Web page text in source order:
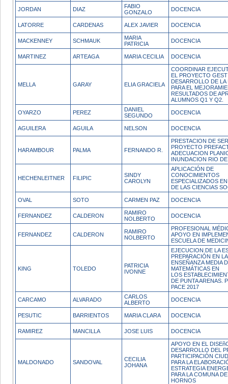
JORDAN DIAZ
FABIO
GONZALO
DOCENCIA
LATORRE CARDENAS ALEX JAVIER DOCENCIA
MACKENNEY SCHMAUK
MARIA
PATRICIA
DOCENCIA
MARTINEZ ARTEAGA MARIA CECILIA DOCENCIA
MELLA GARAY ELIA GRACIELA
COORDINAR
EL PROYECTO
DESARROLLO DE LA
PARA EL
RESULTADOS DE
ALUMNOS Q1 Y Q2.
OYARZO PEREZ
DANIEL
SEGUNDO
DOCENCIA
AGUILERA AGUILA NELSON DOCENCIA
HARAMBOUR PALMA FERNANDO R.
PRESTACION DE
PROYECTO
ADECUACION
INUNDACION RIO
HECHENLEITNER FILIPIC
SINDY
CAROLYN
APLICACIÓN DE
CONOCIMIENTOS
ESPECIALIZADOS
DE LAS CIENCIAS
OVAL SOTO CARMEN PAZ DOCENCIA
FERNANDEZ CALDERON
RAMIRO
NOLBERTO
DOCENCIA
FERNANDEZ CALDERON
RAMIRO
NOLBERTO
PROFESIONAL
APOYO EN
ESCUELA DE
KING TOLEDO
PATRICIA
IVONNE
EJECUCION DE LA
PREPARACIÓN EN LA
ENSEÑANZA MEDIA
MATEMÁTICAS EN
LOS
DE PUNTA ARENAS.
PACE 2017
CARCAMO ALVARADO
CARLOS
ALBERTO
DOCENCIA
PESUTIC BARRIENTOS MARIA CLARA DOCENCIA
RAMIREZ MANCILLA JOSE LUIS DOCENCIA
MALDONADO SANDOVAL
CECILIA
JOHANA
APOYO EN EL
DESARROLLO DEL
PARTICIPACIÓN
PARA LA
ESTRATEGIA
PARA LA COMUNA
HORNOS